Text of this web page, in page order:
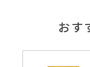
おす